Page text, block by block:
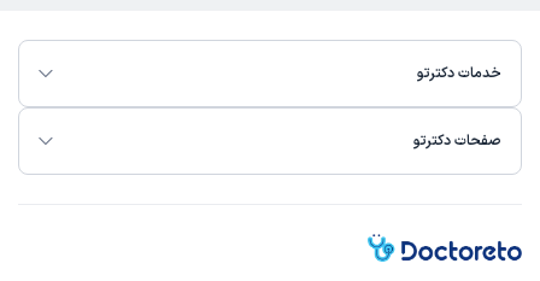
خدمات دکترتو
صفحات دکترتو